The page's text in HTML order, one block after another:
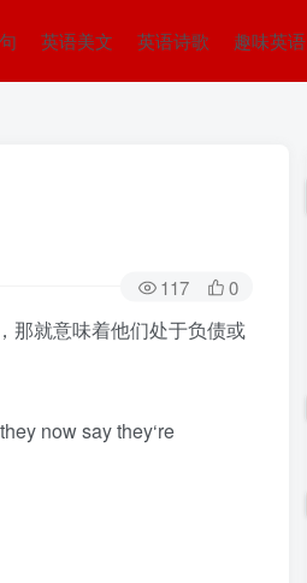
英语美文 英语诗歌 趣味英语
117 0
那就意味着他们处于负债或
now say they‘re